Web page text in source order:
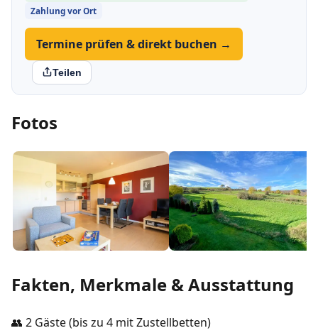
Zahlung vor Ort
Termine prüfen & direkt buchen →
Teilen
Fotos
Fakten, Merkmale & Ausstattung
👥 2 Gäste (bis zu 4 mit Zustellbetten)